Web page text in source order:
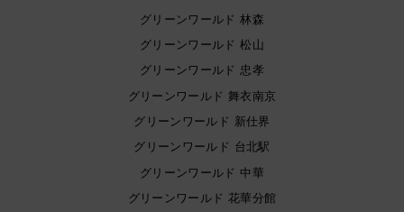
グリーンワールド 林森
グリーンワールド 松山
グリーンワールド 忠孝
グリーンワールド 舞衣南京
グリーンワールド 新仕界
グリーンワールド 台北駅
グリーンワールド 中華
グリーンワールド 花華分館